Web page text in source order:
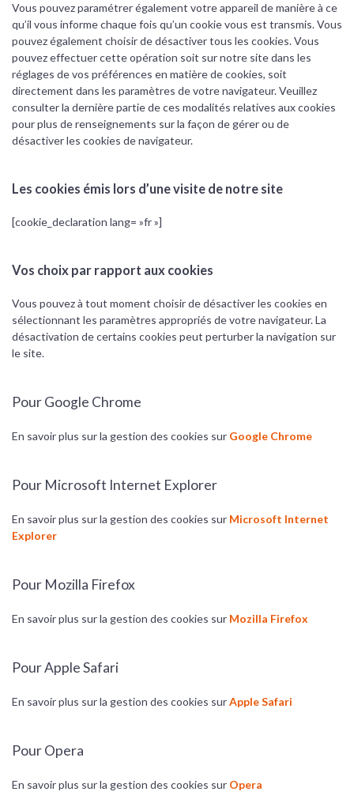
Vous pouvez paramétrer également votre appareil de manière à ce
qu’il vous informe chaque fois qu’un cookie vous est transmis. Vous
pouvez également choisir de désactiver tous les cookies. Vous
pouvez effectuer cette opération soit sur notre site dans les
réglages de vos préférences en matière de cookies, soit
directement dans les paramètres de votre navigateur. Veuillez
consulter la dernière partie de ces modalités relatives aux cookies
pour plus de renseignements sur la façon de gérer ou de
désactiver les cookies de navigateur.
Les cookies émis lors d’une visite de notre site
[cookie_declaration lang= »fr »]
Vos choix par rapport aux cookies
Vous pouvez à tout moment choisir de désactiver les cookies en
sélectionnant les paramètres appropriés de votre navigateur. La
désactivation de certains cookies peut perturber la navigation sur
le site.
Pour Google Chrome
En savoir plus sur la gestion des cookies sur Google Chrome
Pour Microsoft Internet Explorer
En savoir plus sur la gestion des cookies sur Microsoft Internet
Explorer
Pour Mozilla Firefox
En savoir plus sur la gestion des cookies sur Mozilla Firefox
Pour Apple Safari
En savoir plus sur la gestion des cookies surApple Safari
Pour Opera
En savoir plus sur la gestion des cookies sur Opera